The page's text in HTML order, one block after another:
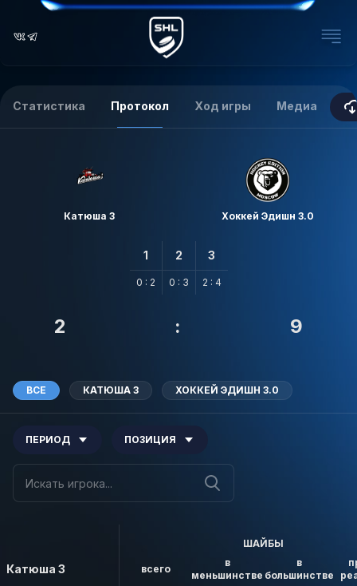
Статистика Протокол Ход игры Медиа
Катюша 3 Хоккей Эдишн 3.0
1
0 : 2
2
0 : 3
3
2 : 4
2 : 9
ВСЕ КАТЮША 3 ХОККЕЙ ЭДИШН 3.0
ПЕРИОД ПОЗИЦИЯ
Катюша 3
ШАЙБЫ
всего
в
меньшинстве
в
большинстве